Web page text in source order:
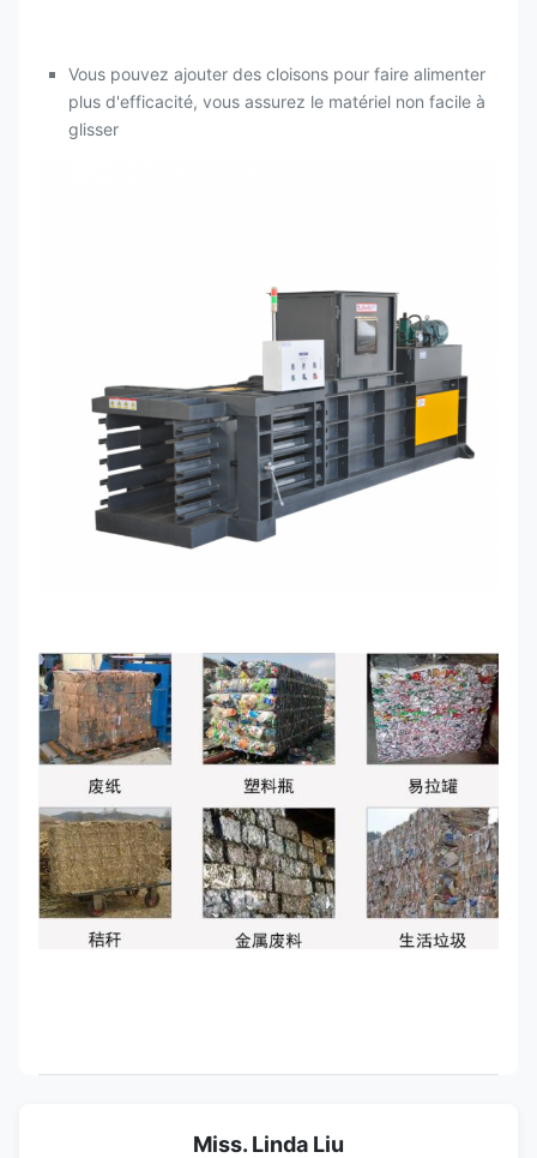
Vous pouvez ajouter des cloisons pour faire alimenter
plus d'efficacité, vous assurez le matériel non facile à
glisser
Miss. Linda Liu